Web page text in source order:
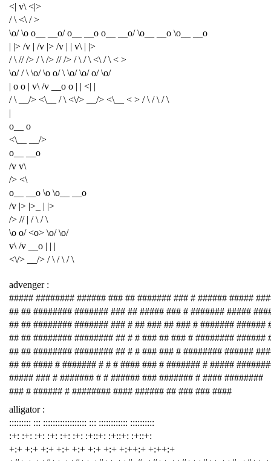
<| v\ <|>
/ \ <\ / >
\o/ \o o__ __o/ o__ __o o__ __o/ \o__ __o \o__ __o
| |> /v | /v |> /v | | v\ | |>
/ \ // /> / \ /> // /> / \ / \ <\ / \ < >
\o/ / \ \o/ \o o/ \ \o/ \o/ o/ \o/
| o o | v\ /v __o o | | <| |
/ \ __/> <\__ / \ <\/> __/> <\__ < > / \ / \ / \
|
o__ o
<\__ __/>
o__ __o
/v v\
/> <\
o__ __o \o \o__ __o
/v |> |>_ | |>
/> // | / \ / \
\o o/ <o> \o/ \o/
v\ /v __o | | |
<\/> __/> / \ / \ / \
advenger :
##### ######## ###### ### ## ####### ### # ###### #####
## ## ######## ####### ### ## ##### ### # ####### #####
## ## ######## ####### ### # ## ### ## ### # ####### ######
## ## ######## ######## ## # # ### ## ### # ######## ######
## ## ######## ######## ## # # ### ### # ######## ######
## ## #### # ####### # # # #### ### # ####### # #####
##### ### # ####### # # ###### ### ####### # #### ########
### # ###### # ######## #### ###### ## ### ### ####
alligator :
::::::::: ::: :::::::::::::::::: ::: :::::::::::: ::::::::::
:+: :+: :+: :+: :+: :+: :+::+: :+::+: :+::+:
+:+ +:+ +:+ +:+ +:+ +:+ +:+ +:++:+ +:++:+